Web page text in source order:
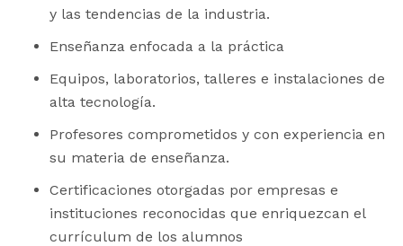
y las tendencias de la industria.
Enseñanza enfocada a la práctica
Equipos, laboratorios, talleres e instalaciones de
alta tecnología.
Profesores comprometidos y con experiencia en
su materia de enseñanza.
Certificaciones otorgadas por empresas e
instituciones reconocidas que enriquezcan el
currículum de los alumnos